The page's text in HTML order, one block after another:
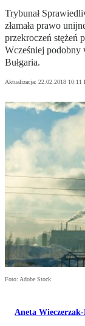
Trybunał
złamała prawo
przekroczeń stężeń
Wcześniej podobny
Bułgaria.
Aktualizacja: 22.02.2018 10:11
Foto: Adobe Stock
Aneta